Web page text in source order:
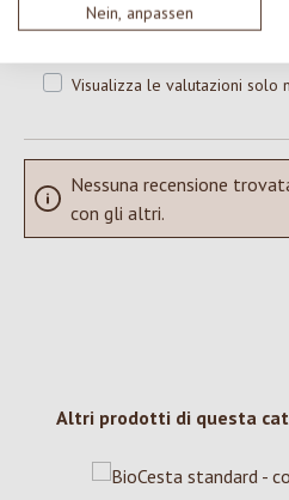
Nein, anpassen
SCRIVERE UNA RECENSIONE
Visualizza le valutazioni solo
Nessuna recensione
con gli altri.
Salta la galleria dei prodotti
Altri prodotti di questa